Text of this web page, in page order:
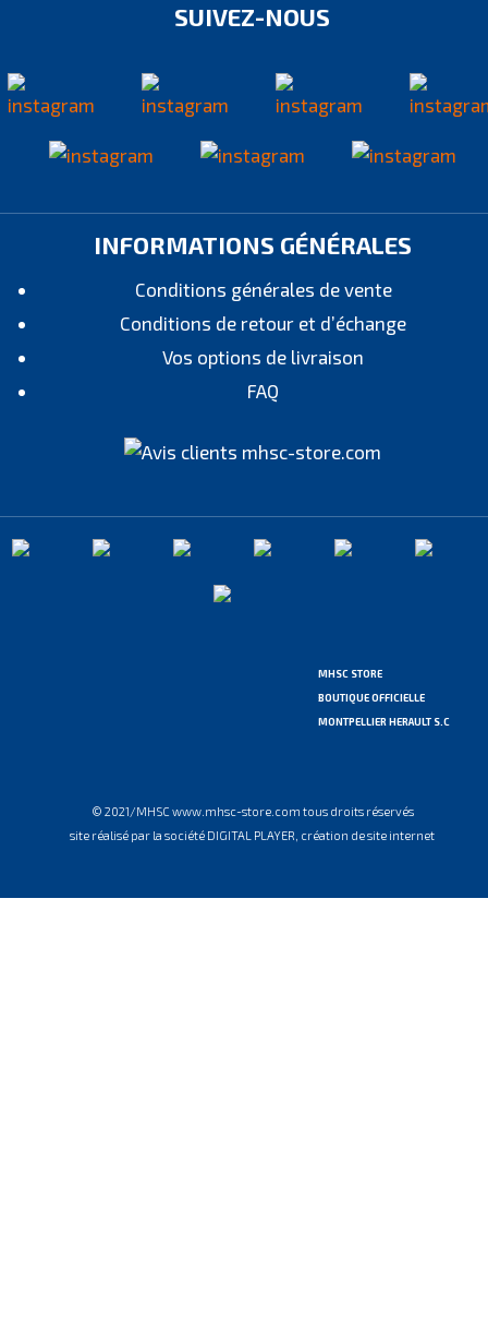
SUIVEZ-NOUS
INFORMATIONS GÉNÉRALES
Conditions générales de vente
Conditions de retour et d’échange
Vos options de livraison
FAQ
MHSC STORE
BOUTIQUE OFFICIELLE
MONTPELLIER HERAULT S.C
© 2021/MHSC www.mhsc-store.com tous droits réservés
site réalisé par la société DIGITAL PLAYER, création de site internet